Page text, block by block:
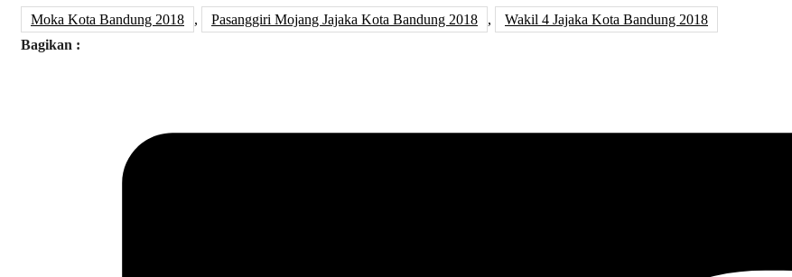
Moka Kota Bandung 2018 , Pasanggiri Mojang Jajaka Kota Bandung 2018 ,
Wakil 4 Jajaka Kota Bandung 2018
Bagikan :